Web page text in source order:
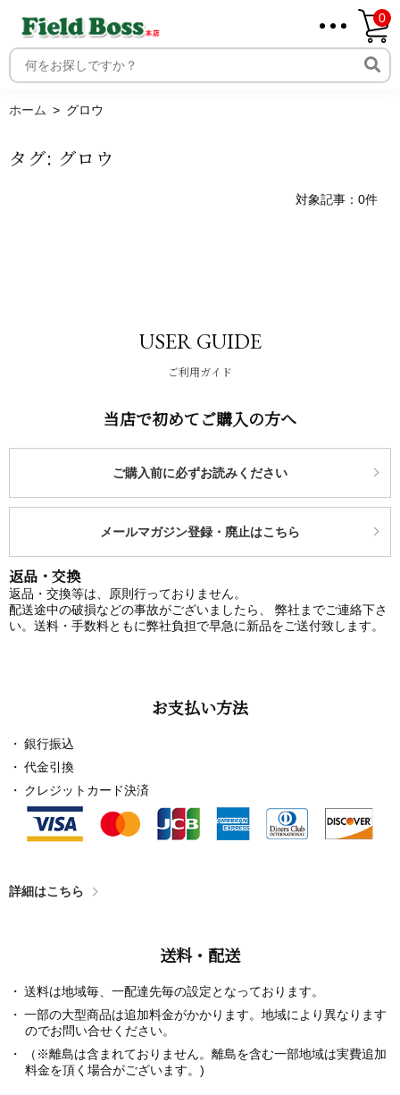
ホーム
0
ホーム グロウ
タグ: グロウ
対象記事：0件
USER GUIDE
ご利用ガイド
当店で初めてご購入の方へ
ご購入前に必ずお読みください
メールマガジン登録・廃止はこちら
返品・交換
返品・交換等は、原則行っておりません。
配送途中の破損などの事故がございましたら、 弊社までご連絡下さ
い。送料・手数料ともに弊社負担で早急に新品をご送付致します。
お支払い方法
銀行振込
代金引換
クレジットカード決済
詳細はこちら
送料・配送
送料は地域毎、一配達先毎の設定となっております。
一部の大型商品は追加料金がかかります。地域により異なります
のでお問い合せください。
（※離島は含まれておりません。離島を含む一部地域は実費追加
料金を頂く場合がございます。)